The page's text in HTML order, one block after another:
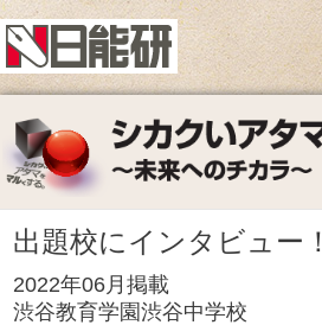
出題校にインタビュー！
2022年06月掲載
渋谷教育学園渋谷中学校